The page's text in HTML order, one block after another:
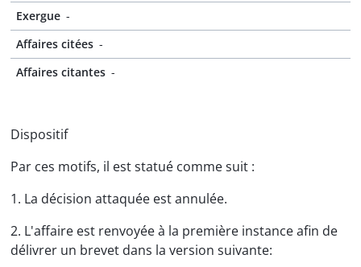
Exergue -
Affaires citées -
Affaires citantes -
Dispositif
Par ces motifs, il est statué comme suit :
1. La décision attaquée est annulée.
2. L'affaire est renvoyée à la première instance afin de
délivrer un brevet dans la version suivante: